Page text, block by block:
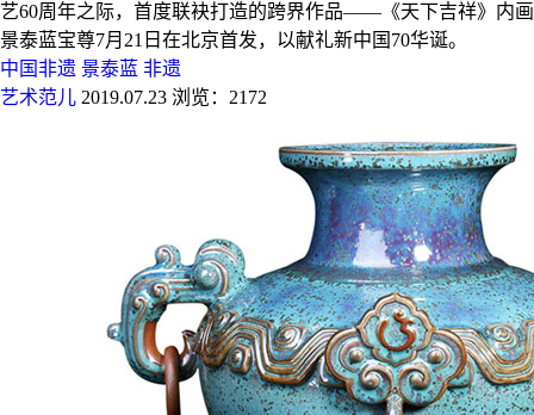
艺60周年之际，首度联袂打造的跨界作品——《天下吉祥》内画
景泰蓝宝尊7月21日在北京首发，以献礼新中国70华诞。
中国非遗 景泰蓝 非遗
艺术范儿 2019.07.23 浏览：2172